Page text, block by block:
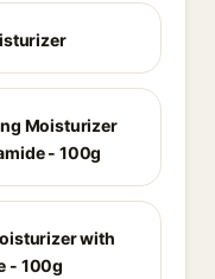
Moisturizer
- 100g
with
- 100g